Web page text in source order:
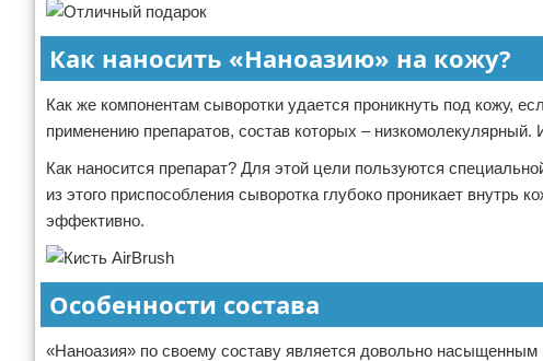
Как наносить «Наноазию» на кожу?
Как же компонентам сыворотки удается проникнуть под кожу,
применению препаратов, состав которых –
Как наносится препарат? Для этой цели пользуются
из этого приспособления сыворотка глубоко проникает внутрь
эффективно.
Особенности состава
«Наноазия» по своему составу является довольно насыщенным